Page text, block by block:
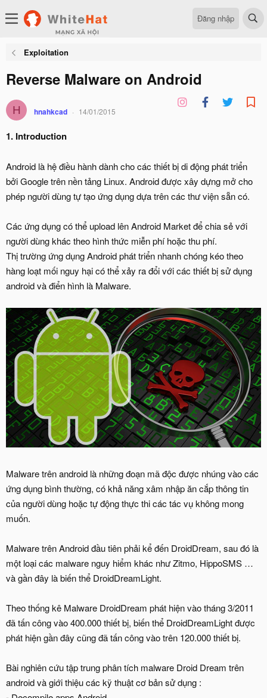
Đăng nhập
Exploitation
Reverse Malware on Android
H hnahkcad 14/01/2015
1. Introduction
Android là hệ điều hành dành cho các thiết bị di động phát triển
bởi Google trên nền tảng Linux. Android được xây dựng mở cho
phép người dùng tự tạo ứng dụng dựa trên các thư viện sẵn có.
Các ứng dụng có thể upload lên Android Market để chia sẻ với
người dùng khác theo hình thức miễn phí hoặc thu phí.
Thị trường ứng dụng Android phát triển nhanh chóng kéo theo
hàng loạt mối nguy hại có thể xảy ra đổi với các thiết bị sử dụng
android và điển hình là Malware.
Malware trên android là những đoạn mã độc được nhúng vào các
ứng dụng bình thường, có khả năng xâm nhập ăn cắp thông tin
của người dùng hoặc tự động thực thi các tác vụ không mong
muốn.
Malware trên Android đầu tiên phải kể đến DroidDream, sau đó là
một loại các malware nguy hiểm khác như Zitmo, HippoSMS …
và gần đây là biến thể DroidDreamLight.
Theo thống kê Malware DroidDream phát hiện vào tháng 3/2011
đã tấn công vào 400.000 thiết bị, biến thể DroidDreamLight được
phát hiện gần đây cũng đã tấn công vào trên 120.000 thiết bị.
Bài nghiên cứu tập trung phân tích malware Droid Dream trên
android và giới thiệu các kỹ thuật cơ bản sử dụng :